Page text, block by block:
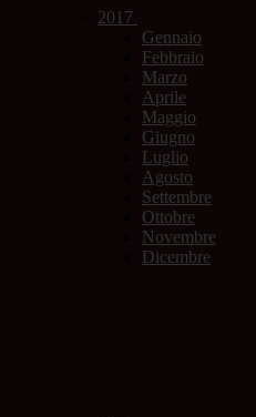
2017
Gennaio
Febbraio
Marzo
Aprile
Maggio
Giugno
Luglio
Agosto
Settembre
Ottobre
Novembre
Dicembre